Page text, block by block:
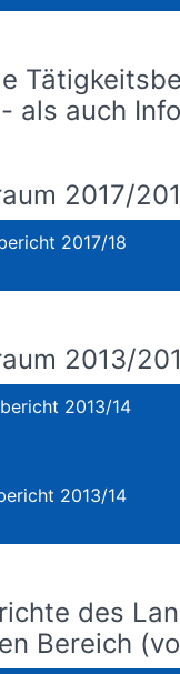
als auch
2017/
2017/18
2013/
2013/14
2013/14
des
Bereich